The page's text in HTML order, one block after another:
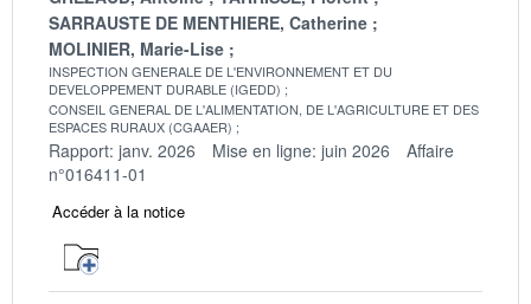
SARRAUSTE DE MENTHIERE, Catherine
MOLINIER, Marie-Lise
INSPECTION GENERALE DE L'ENVIRONNEMENT ET DU
DEVELOPPEMENT DURABLE (IGEDD)
CONSEIL GENERAL DE L'ALIMENTATION, DE L'AGRICULTURE ET DES
ESPACES RURAUX (CGAAER)
Rapport: janv. 2026 Mise en ligne: juin 2026
Affaire
n°016411-01
Accéder à la notice